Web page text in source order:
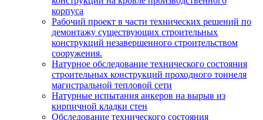
корпуса
Рабочий проект в части технических решений по
демонтажу существующих строительных
конструкций незавершенного строительством
сооружения.
Натурное обследование технического состояния
строительных конструкций проходного тоннеля
магистральной тепловой сети
Натурные испытания анкеров на вырыв из
кирпичной кладки стен
Обследование технического состояния